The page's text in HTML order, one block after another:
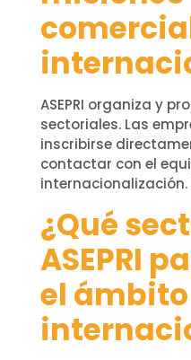
ASEPRI organiza y
sectoriales. Las
inscribirse
contactar con el
internacionalización.
¿Qué
ASEPRI
el ámbito